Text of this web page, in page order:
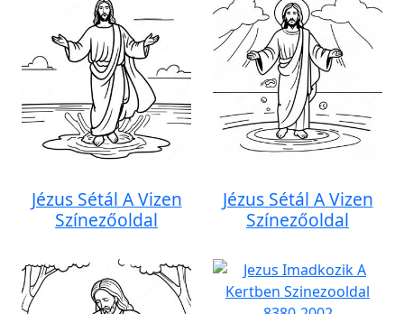
Jézus Sétál A Vizen
Színezőoldal
Jézus Sétál A Vizen
Színezőoldal